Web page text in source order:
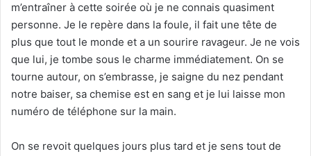
m’entraîner à cette soirée où je ne connais quasiment
personne. Je le repère dans la foule, il fait une tête de
plus que tout le monde et a un sourire ravageur. Je ne vois
que lui, je tombe sous le charme immédiatement. On se
tourne autour, on s’embrasse, je saigne du nez pendant
notre baiser, sa chemise est en sang et je lui laisse mon
numéro de téléphone sur la main.
On se revoit quelques jours plus tard et je sens tout de